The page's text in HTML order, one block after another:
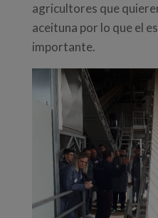
agricultores que
aceituna por lo que el
importante.